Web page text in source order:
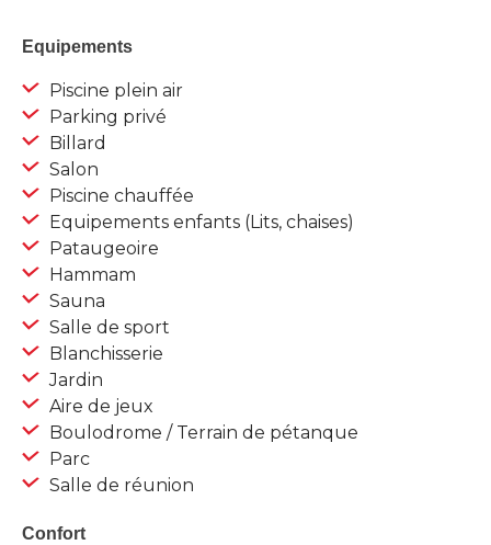
Equipements
Piscine plein air
Parking privé
Billard
Salon
Piscine chauffée
Equipements enfants (Lits, chaises)
Pataugeoire
Hammam
Sauna
Salle de sport
Blanchisserie
Jardin
Aire de jeux
Boulodrome / Terrain de pétanque
Parc
Salle de réunion
Confort